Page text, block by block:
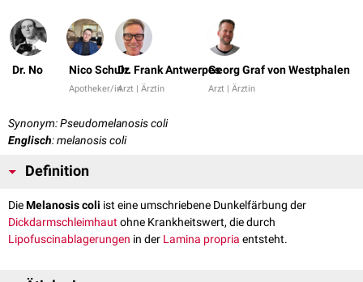
Dr. No Nico Schulz
Apotheker/in
Dr. Frank Antwerpes
Arzt | Ärztin
Georg Graf von Westphalen
Arzt | Ärztin
Synonym: Pseudomelanosis coli
Englisch: melanosis coli
Definition
DieMelanosis coli ist eine umschriebene Dunkelfärbung der
Dickdarmschleimhautohne Krankheitswert, die durch
Lipofuscinablagerungen in der Lamina propria entsteht.